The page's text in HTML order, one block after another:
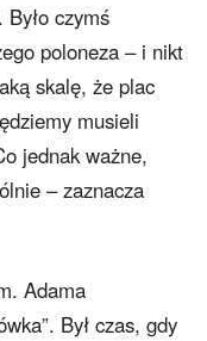
czymś
poloneza – i nikt
skalę, że plac
musieli
jednak ważne,
– zaznacza
Adama
Był czas, gdy